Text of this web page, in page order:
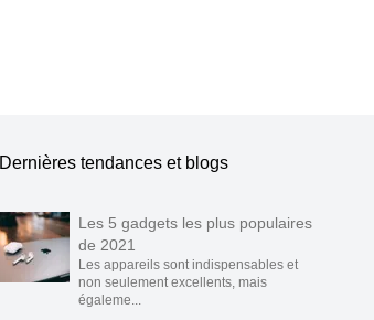
Dernières tendances et blogs
Les 5 gadgets les plus populaires
de 2021
Les appareils sont indispensables et
non seulement excellents, mais
égaleme...